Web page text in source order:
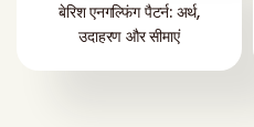
बेरिश एनगल्फिंग पैटर्न: अर्थ,
उदाहरण और सीमाएं